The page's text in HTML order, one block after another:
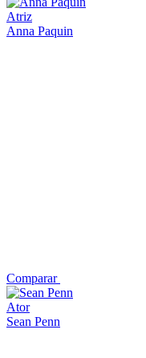
Atriz
Anna Paquin
Comparar
Ator
Sean Penn